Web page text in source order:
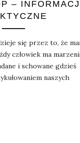
–
się przez to, że
człowiek ma
i schowane gdzieś
naszych